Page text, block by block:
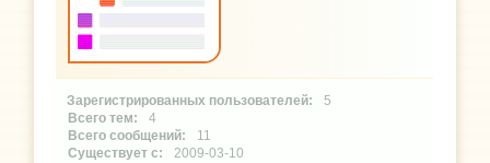
5
4
11
2009-03-10